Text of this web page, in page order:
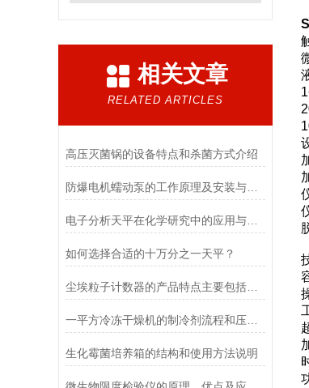
相关文章
RELATED ARTICLES
高压灭菌锅的设备特点和杀菌方式介绍
防爆电机蠕动泵的工作原理及安装与配管
电子分析天平在化学研究中的应用与优势说明
如何选择合适的十万分之一天平？
尘埃粒子计数器的产品特点主要包括哪些？
一平方冷冻干燥机的制冷剂流程和压缩空气流程
生化霉菌培养箱的结构和使用方法说明